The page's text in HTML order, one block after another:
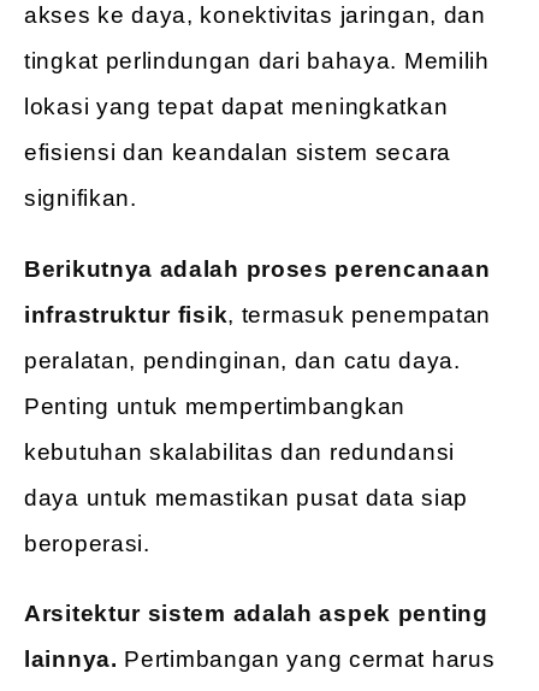
akses ke daya, konektivitas jaringan, dan
tingkat perlindungan dari bahaya. Memilih
lokasi yang tepat dapat meningkatkan
efisiensi dan keandalan sistem secara
signifikan.
Berikutnya adalah proses perencanaan
infrastruktur fisik, termasuk penempatan
peralatan, pendinginan, dan catu daya.
Penting untuk mempertimbangkan
kebutuhan skalabilitas dan redundansi
daya untuk memastikan pusat data siap
beroperasi.
Arsitektur sistem adalah aspek penting
lainnya. Pertimbangan yang cermat harus